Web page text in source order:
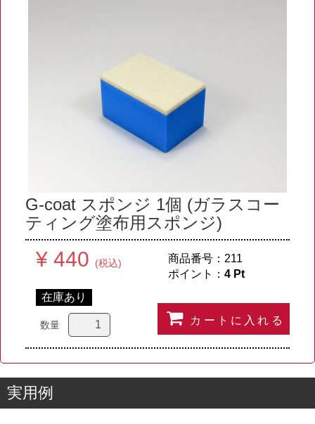
G-coat スポンジ 1個 (ガラスコー
ティング塗布用スポンジ)
¥ 440 (税込) 商品番号： 211
ポイント： 4 Pt
在庫あり
数量 カートに入れる
実用例